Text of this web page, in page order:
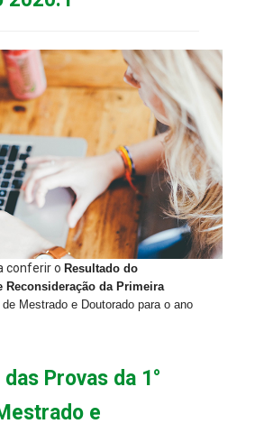
conferir o Resultado do
Reconsideração da Primeira
Mestrado e Doutorado para o ano
Provas da 1°
e